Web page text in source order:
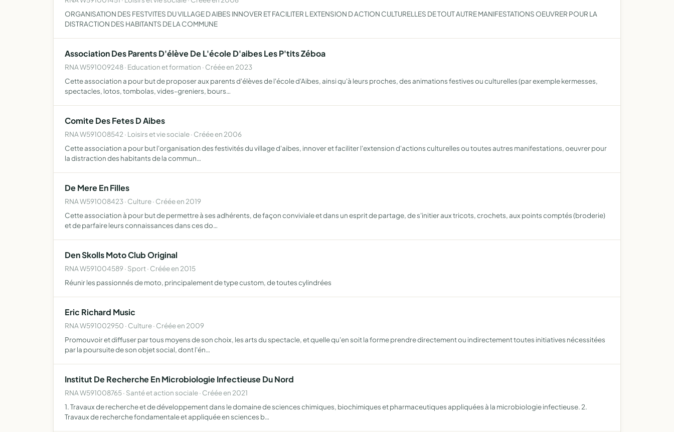
ORGANISATION DES FESTVITES DU VILLAGE D AIBES INNOVER ET FACILITER L EXTENSION D ACTION CULTURELLES DE TOUT AUTRE MANIFESTATIONS OEUVRER POUR LA
DISTRACTION DES HABITANTS DE LA COMMUNE
Association Des Parents D'élève De L'école D'aibes Les P'tits Zéboa
RNA W591009248 · Education et formation · Créée en 2023
Cette association a pour but de proposer aux parents d'élèves de l'école d'Aibes, ainsi qu'à leurs proches, des animations festives ou culturelles (par exemple kermesses,
spectacles, lotos, tombolas, vides-greniers, bours…
Comite Des Fetes D Aibes
RNA W591008542 · Loisirs et vie sociale · Créée en 2006
Cette association a pour but l'organisation des festivités du village d'aibes, innover et faciliter l'extension d'actions culturelles ou toutes autres manifestations, oeuvrer pour
la distraction des habitants de la commun…
De Mere En Filles
RNA W591008423 · Culture · Créée en 2019
Cette association à pour but de permettre à ses adhérents, de façon conviviale et dans un esprit de partage, de s'initier aux tricots, crochets, aux points comptés (broderie)
et de parfaire leurs connaissances dans ces do…
Den Skolls Moto Club Original
RNA W591004589 · Sport · Créée en 2015
Réunir les passionnés de moto, principalement de type custom, de toutes cylindrées
Eric Richard Music
RNA W591002950 · Culture · Créée en 2009
Promouvoir et diffuser par tous moyens de son choix, les arts du spectacle, et quelle qu'en soit la forme prendre directement ou indirectement toutes initiatives nécessitées
par la poursuite de son objet social, dont l'én…
Institut De Recherche En Microbiologie Infectieuse Du Nord
RNA W591008765 · Santé et action sociale · Créée en 2021
1. Travaux de recherche et de développement dans le domaine de sciences chimiques, biochimiques et pharmaceutiques appliquées à la microbiologie infectieuse. 2.
Travaux de recherche fondamentale et appliquée en sciences b…